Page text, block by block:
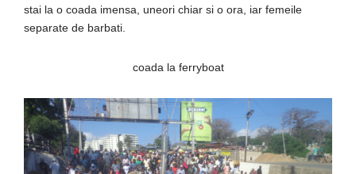
stai la o coada imensa, uneori chiar si o ora, iar femeile
separate de barbati.
coada la ferryboat